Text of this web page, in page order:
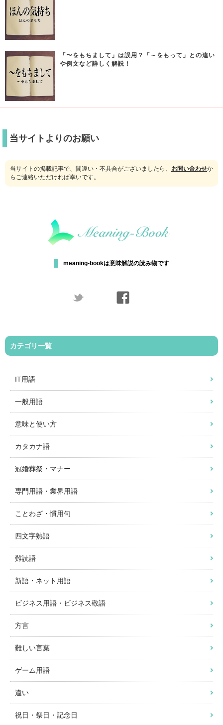
「〜をもちまして」は誤用？「～をもって」との違い
や例文など詳しく解説！
当サイトよりのお願い
当サイトの掲載記事で、間違い・不具合がございましたら、 お問い合わせか
らご連絡いただければ幸いです。
meaning-bookは意味解説の読み物です
カテゴリ一覧
IT用語
一般用語
意味と使い方
カタカナ語
冠婚葬祭・マナー
専門用語・業界用語
ことわざ・慣用句
四文字熟語
難読語
新語・ネット用語
ビジネス用語・ビジネス敬語
方言
難しい言葉
ゲーム用語
違い
祝日・祭日・記念日